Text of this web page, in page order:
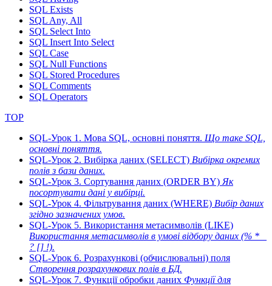
SQL Exists
SQL Any, All
SQL Select Into
SQL Insert Into Select
SQL Case
SQL Null Functions
SQL Stored Procedures
SQL Comments
SQL Operators
TOP
SQL-Урок 1. Мова SQL, основні поняття. Що таке SQL,
основні поняття.
SQL-Урок 2. Вибірка даних (SELECT) Вибірка окремих
полів з бази даних.
SQL-Урок 3. Сортування даних (ORDER BY) Як
посортувати дані у вибірці.
SQL-Урок 4. Фільтрування даних (WHERE) Вибір даних
згідно зазначених умов.
SQL-Урок 5. Використання метасимволів (LIKE)
Використання метасимволів в умові відбору даних (% * _
? [] !).
SQL-Урок 6. Розрахункові (обчислювальні) поля
Створення розрахункових полів в БД.
SQL-Урок 7. Функції обробки даних Функції для